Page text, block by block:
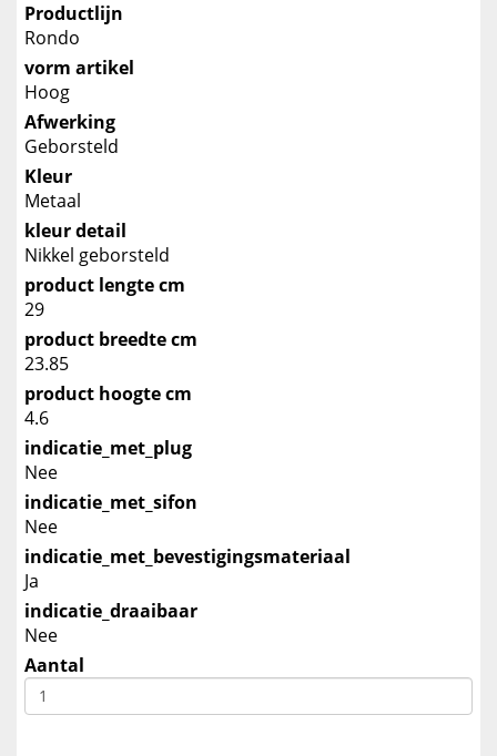
Productlijn
Rondo
vorm artikel
Hoog
Afwerking
Geborsteld
Kleur
Metaal
kleur detail
Nikkel geborsteld
product lengte cm
29
product breedte cm
23.85
product hoogte cm
4.6
indicatie_met_plug
Nee
indicatie_met_sifon
Nee
indicatie_met_bevestigingsmateriaal
Ja
indicatie_draaibaar
Nee
Aantal